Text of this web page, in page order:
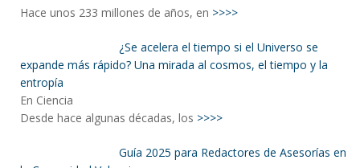
Hace unos 233 millones de años, en >>>>
¿Se acelera el tiempo si el Universo se
expande más rápido? Una mirada al cosmos, el tiempo y la
entropía
En Ciencia
Desde hace algunas décadas, los >>>>
Guía 2025 para Redactores de Asesorías en